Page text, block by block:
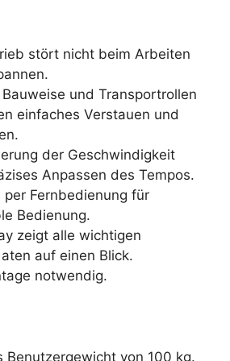
stört nicht beim Arbeiten
und Transportrollen
einfaches Verstauen und
der Geschwindigkeit
Anpassen des Tempos.
per Fernbedienung für
Bedienung.
zeigt alle wichtigen
auf einen Blick.
notwendig.
Benutzergewicht von 100 kg.